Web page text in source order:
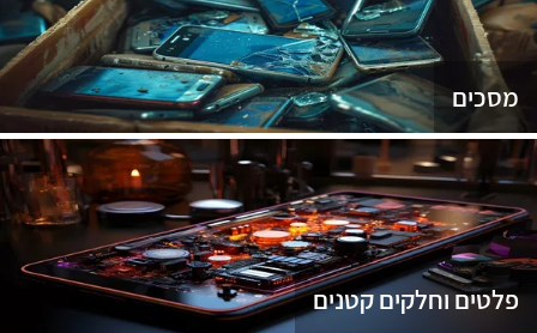
מסכים
פלטים וחלקים קטנים